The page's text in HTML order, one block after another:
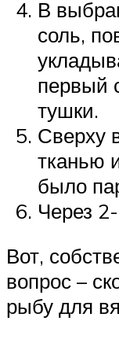
В
соль,
первый
тушки.
Сверху
тканью
было
Через
Вот,
вопрос –
рыбу для